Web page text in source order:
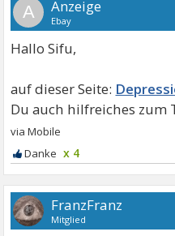
A
Hallo Sifu,
x 4
FranzFranz
Mitglied